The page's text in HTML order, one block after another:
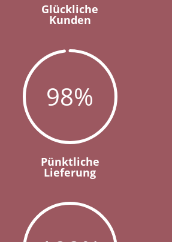
Glückliche
Kunden
98%
Pünktliche
Lieferung